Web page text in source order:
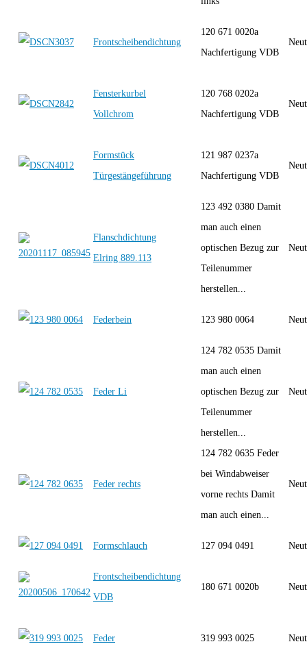
Frontscheibendichtung
120 671 0020a
Nachfertigung VDB
Fensterkurbel
Vollchrom
120 768 0202a
Nachfertigung VDB
Formstück
Türgestängeführung
121 987 0237a
Nachfertigung VDB
Flanschdichtung
Elring 889.113
123 492 0380 Damit
man auch einen
optischen Bezug zur
Teilenummer
herstellen...
Federbein 123 980 0064
Feder Li
124 782 0535 Damit
man auch einen
optischen Bezug zur
Teilenummer
herstellen...
Feder rechts
124 782 0635 Feder
bei Windabweiser
vorne rechts Damit
man auch einen...
Formschlauch 127 094 0491
Frontscheibendichtung
VDB
180 671 0020b
Feder 319 993 0025